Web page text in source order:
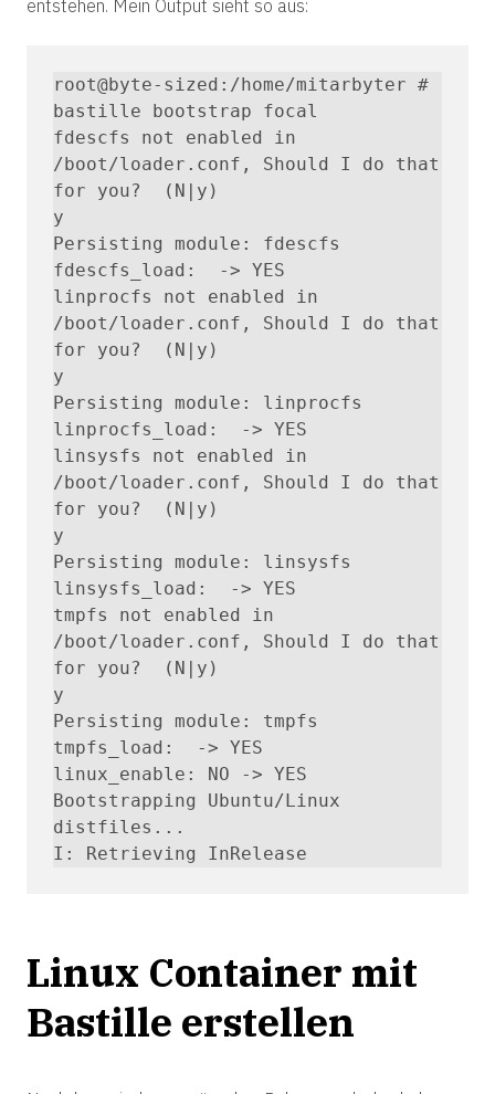
entstehen. Mein Output sieht so aus:
root@byte-sized:/home/mitarbyter #
bastille bootstrap focal
fdescfs not enabled in
/boot/loader.conf, Should I do that
for you?  (N|y)
y
Persisting module: fdescfs
fdescfs_load:  -> YES
linprocfs not enabled in
/boot/loader.conf, Should I do that
for you?  (N|y)
y
Persisting module: linprocfs
linprocfs_load:  -> YES
linsysfs not enabled in
/boot/loader.conf, Should I do that
for you?  (N|y)
y
Persisting module: linsysfs
linsysfs_load:  -> YES
tmpfs not enabled in
/boot/loader.conf, Should I do that
for you?  (N|y)
y
Persisting module: tmpfs
tmpfs_load:  -> YES
linux_enable: NO -> YES
Bootstrapping Ubuntu/Linux
distfiles...
I: Retrieving InRelease
Linux Container mit
Bastille erstellen